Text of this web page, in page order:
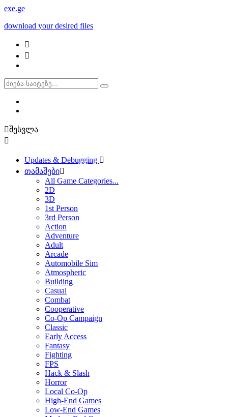
exe.ge
download your desired files
შესვლა
Updates & Debugging
თამაშები
All Game Categories...
2D
3D
1st Person
3rd Person
Action
Adventure
Adult
Arcade
Automobile Sim
Atmospheric
Building
Casual
Combat
Cooperative
Co-Op Campaign
Classic
Early Access
Fantasy
Fighting
FPS
Hack & Slash
Horror
Local Co-Op
High-End Games
Low-End Games